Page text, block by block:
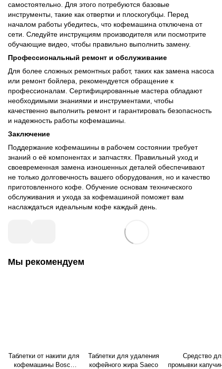
самостоятельно. Для этого потребуются базовые
инструменты, такие как отвертки и плоскогубцы. Перед
началом работы убедитесь, что кофемашина отключена от
сети. Следуйте инструкциям производителя или посмотрите
обучающие видео, чтобы правильно выполнить замену.
Профессиональный ремонт и обслуживание
Для более сложных ремонтных работ, таких как замена насоса
или ремонт бойлера, рекомендуется обращение к
профессионалам. Сертифицированные мастера обладают
необходимыми знаниями и инструментами, чтобы
качественно выполнить ремонт и гарантировать безопасность
и надежность работы кофемашины.
Заключение
Поддержание кофемашины в рабочем состоянии требует
знаний о её компонентах и запчастях. Правильный уход и
своевременная замена изношенных деталей обеспечивают
не только долговечность вашего оборудования, но и качество
приготовленного кофе. Обучение основам технического
обслуживания и ухода за кофемашиной поможет вам
наслаждаться идеальным кофе каждый день.
Мы рекомендуем
Таблетки от накипи для
кофемашины Bosch
Таблетки для удаления
кофейного жира Saeco
Средство
промывки